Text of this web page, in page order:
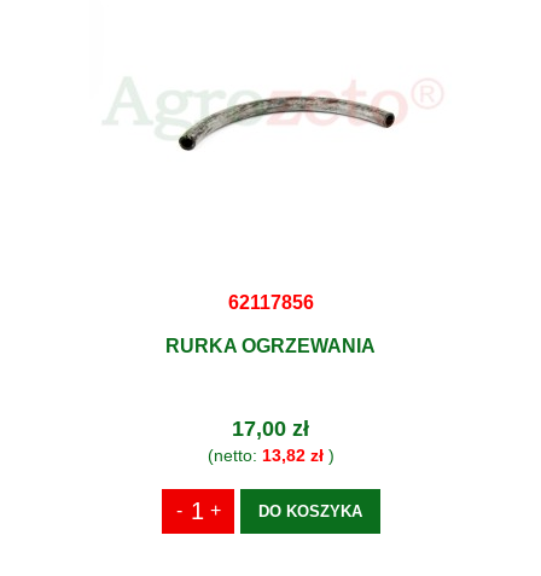
62117856
RURKA OGRZEWANIA
17,00 zł
(netto: 13,82 zł)
DO KOSZYKA